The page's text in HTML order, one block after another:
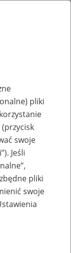
50+
pliki
swoje
Jeśli
pliki
swoje